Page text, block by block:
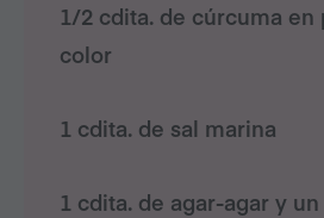
1/2 cdita. de cúrcuma en
color
1 cdita. de sal marina
1 cdita. de agar-agar y